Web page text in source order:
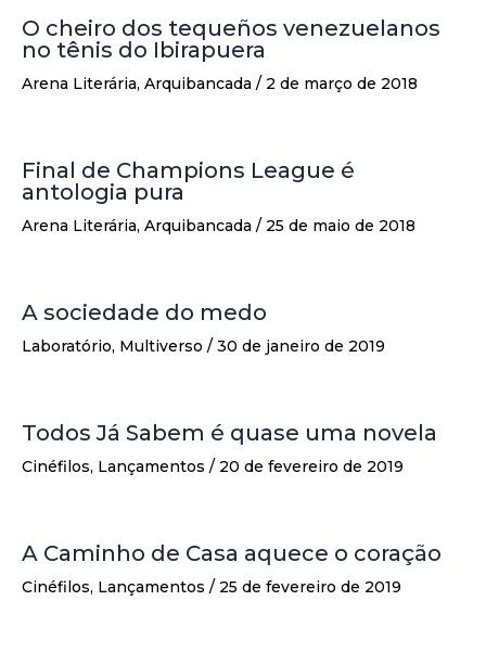
O cheiro dos tequeños venezuelanos
no tênis do Ibirapuera
Arena Literária, Arquibancada / 2 de março de 2018
Final de Champions League é
antologia pura
Arena Literária, Arquibancada / 25 de maio de 2018
A sociedade do medo
Laboratório, Multiverso / 30 de janeiro de 2019
Todos Já Sabem é quase uma novela
Cinéfilos, Lançamentos / 20 de fevereiro de 2019
A Caminho de Casa aquece o coração
Cinéfilos, Lançamentos / 25 de fevereiro de 2019